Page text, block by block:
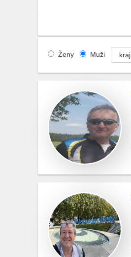
Ženy Muži